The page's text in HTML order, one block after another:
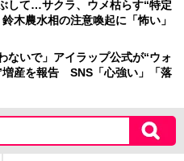
して…サクラ、ウメ枯らす“特定
木農水相の注意喚起に「怖い」
ないで」アイラップ公式が“ウォ
増産を報告 SNS「心強い」「落